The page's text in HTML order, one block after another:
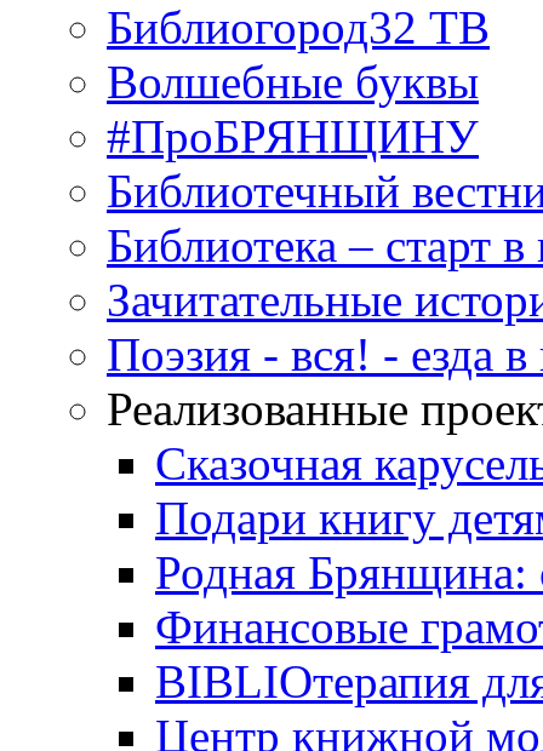
Библиогород32 ТВ
Волшебные буквы
#ПроБРЯНЩИНУ
Библиотечный
Библиотека – старт
Зачитательные
Поэзия - вся! - езда в
Реализованные
Сказочная
Подари книгу
Родная Брянщина:
Финансовые
BIBLIOтерапия
Центр книжной